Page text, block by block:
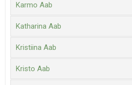
Karmo Aab
Katharina Aab
Kristiina Aab
Kristo Aab